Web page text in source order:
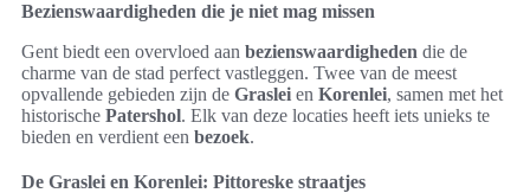
Bezienswaardigheden die je niet mag missen
Gent biedt een overvloed aan bezienswaardigheden die de
charme van de stad perfect vastleggen. Twee van de meest
opvallende gebieden zijn de Graslei en Korenlei, samen met het
historische Patershol. Elk van deze locaties heeft iets unieks te
bieden en verdient een bezoek.
De Graslei en Korenlei: Pittoreske straatjes